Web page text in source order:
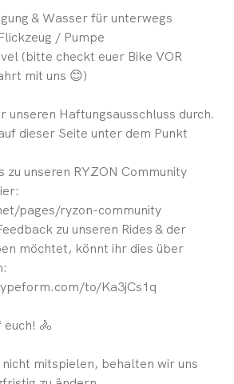
& Wasser für unterwegs
/ Pumpe
(bitte checkt euer Bike VOR
mit uns 😊)
unseren Haftungsausschluss durch.
dieser Seite unter dem Punkt
unseren RYZON Community
pages/ryzon-community
zu unseren Rides & der
möchtet, könnt ihr dies über
to/Ka3jCs1q
🚴
mitspielen, behalten wir uns